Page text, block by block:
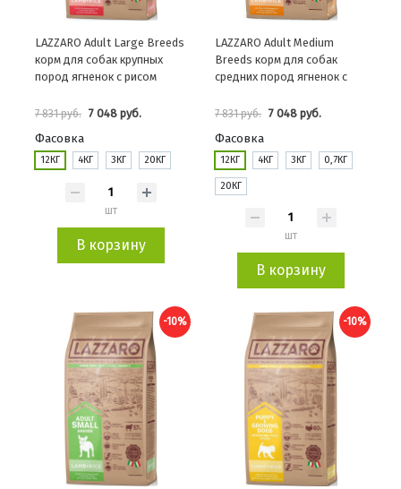
LAZZARO Adult Large Breeds
корм для собак крупных
пород ягненок с рисом
7 831 руб. 7 048 руб.
Фасовка
12КГ 4КГ 3КГ 20КГ
шт
В корзину
LAZZARO Adult Medium
Breeds корм для собак
средних пород ягненок с
7 831 руб. 7 048 руб.
Фасовка
12КГ 4КГ 3КГ 0,7КГ
20КГ
шт
В корзину
-10% -10%